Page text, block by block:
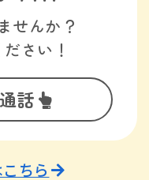
せんか？
さい！
話
ちら